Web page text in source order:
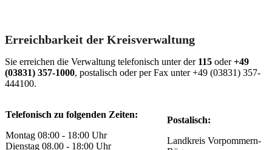
Erreichbarkeit der Kreisverwaltung
Sie erreichen die Verwaltung telefonisch unter der 115 oder+49
(03831) 357-1000, postalisch oder per Fax unter +49 (03831) 357-
444100.
Telefonisch zu folgenden Zeiten:
Montag 08:00 - 18:00 Uhr
Dienstag 08.00 - 18:00 Uhr
Postalisch:
Landkreis Vorpommern-